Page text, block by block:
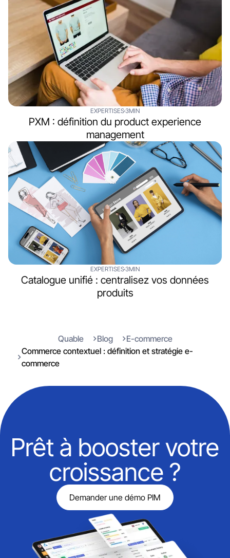
EXPERTISES3MIN
PXM : définition du product experience
management
EXPERTISES3MIN
Catalogue unifié : centralisez vos données
produits
Quable Blog
E-commerce
Commerce contextuel : définition et stratégie e-
commerce
Prêt à booster votre
croissance ?
Demander une démo PIM